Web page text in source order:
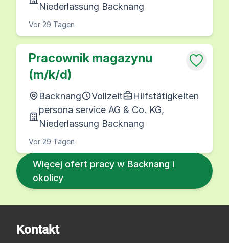
Niederlassung Backnang
Vor 29 Tagen
Pracownik magazynu
(m/k/d)
Backnang Vollzeit
Hilfstätigkeiten
persona service AG & Co. KG,
Niederlassung Backnang
Vor 29 Tagen
Więcej ofert pracy w Backnang i
okolicy
Kontakt